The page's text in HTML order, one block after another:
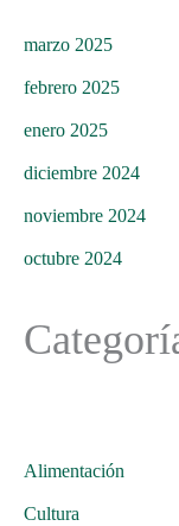
marzo 2025
febrero 2025
enero 2025
diciembre 2024
noviembre 2024
octubre 2024
Alimentación
Cultura